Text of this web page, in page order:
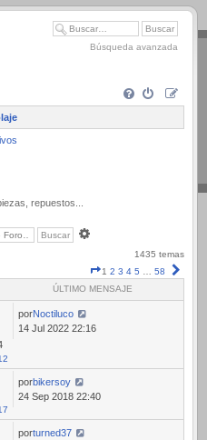
Búsqueda avanzada
repuestos...
1435 temas
Página
1
1 2 3 4 5 … 58
ÚLTIMO MENSAJE
2
porNoctiluco
14 Jul 2022 22:16
porbikersoy
24 Sep 2018 22:40
porturned37